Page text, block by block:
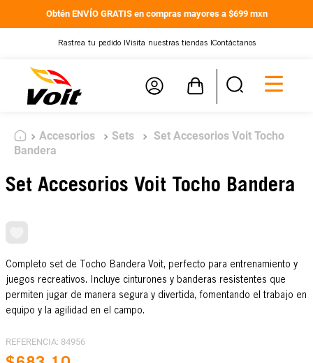
Obtén ENVÍO GRATIS en compras mayores a $699 mxn
Rastrea tu pedido | Visita nuestras tiendas | Contáctanos
Accesorios Sets
Set Accesorios Voit Tocho
Bandera
Set Accesorios Voit Tocho Bandera
Completo set de Tocho Bandera Voit, perfecto para entrenamiento y
juegos recreativos. Incluye cinturones y banderas resistentes que
permiten jugar de manera segura y divertida, fomentando el trabajo en
equipo y la agilidad en el campo.
REFERENCIA: 84956